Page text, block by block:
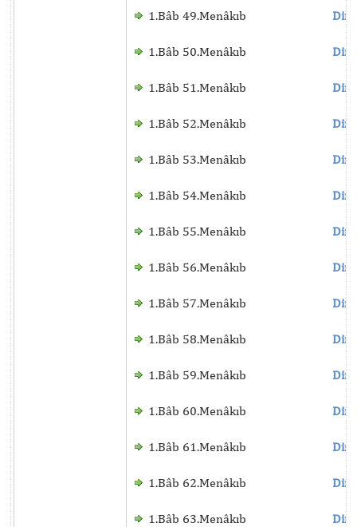
1.Bâb 49.Menâkıb
1.Bâb 50.Menâkıb
1.Bâb 51.Menâkıb
1.Bâb 52.Menâkıb
1.Bâb 53.Menâkıb
1.Bâb 54.Menâkıb
1.Bâb 55.Menâkıb
1.Bâb 56.Menâkıb
1.Bâb 57.Menâkıb
1.Bâb 58.Menâkıb
1.Bâb 59.Menâkıb
1.Bâb 60.Menâkıb
1.Bâb 61.Menâkıb
1.Bâb 62.Menâkıb
1.Bâb 63.Menâkıb